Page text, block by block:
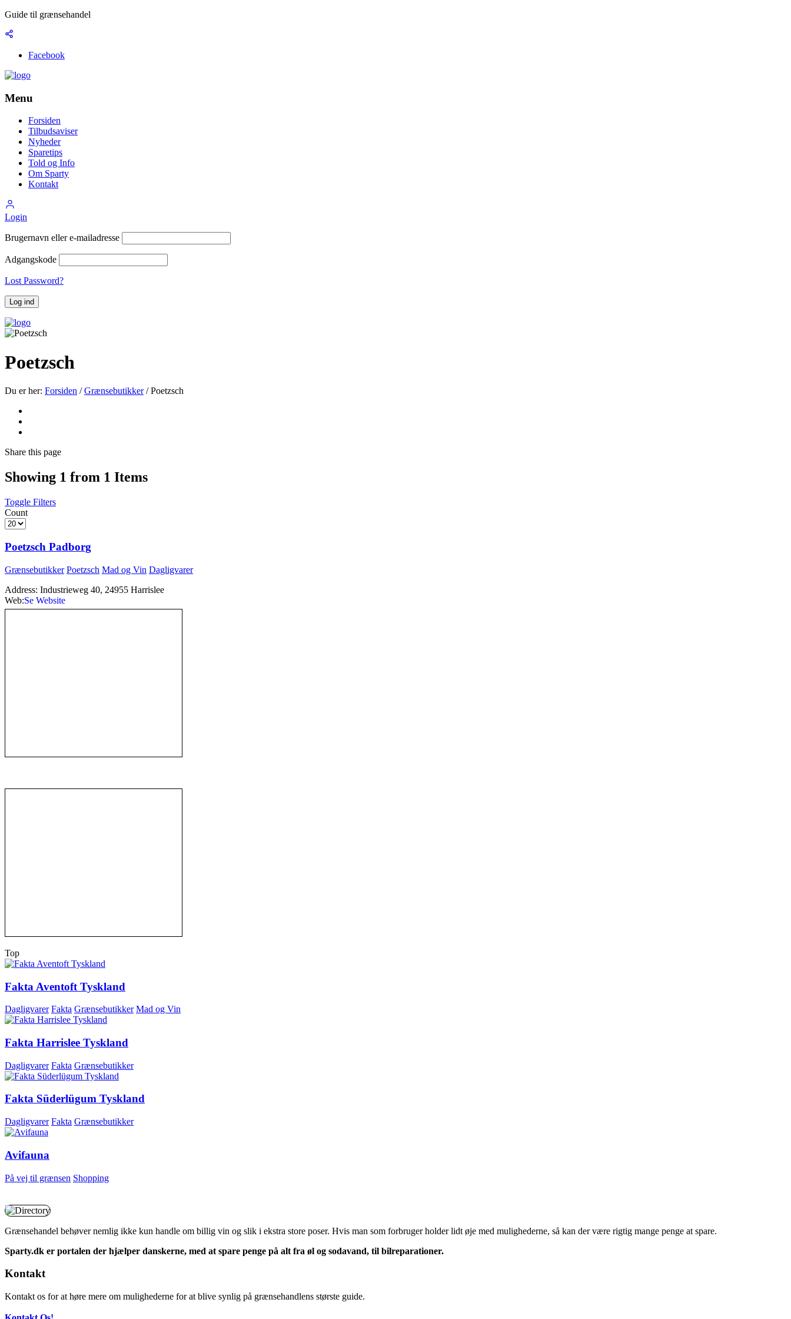
Guide til grænsehandel
Facebook
Menu
Forsiden
Tilbudsaviser
Nyheder
Sparetips
Told og Info
Om Sparty
Kontakt
Login
Brugernavn eller e-mailadresse
Adgangskode
Lost Password?
Poetzsch
Du er her: Forsiden / Grænsebutikker / Poetzsch
Share this page
Showing 1 from 1 Items
Toggle Filters
Count
Poetzsch Padborg
Grænsebutikker Poetzsch Mad og Vin Dagligvarer
Address: Industrieweg 40, 24955 Harrislee
Web:http://www.poetzsch-padborg.dk
Top
Fakta Aventoft Tyskland
Dagligvarer Fakta Grænsebutikker Mad og Vin
Fakta Harrislee Tyskland
Dagligvarer Fakta Grænsebutikker
Fakta Süderlügum Tyskland
Dagligvarer Fakta Grænsebutikker
Avifauna
På vej til grænsen Shopping
Grænsehandel behøver nemlig ikke kun handle om billig vin og slik i ekstra store poser. Hvis man som forbruger holder lidt øje med mulighederne, så kan der være rigtig mange penge at spare.
Sparty.dk er portalen der hjælper danskerne, med at spare penge på alt fra øl og sodavand, til bilreparationer.
Kontakt
Kontakt os for at høre mere om mulighederne for at blive synlig på grænsehandlens største guide.